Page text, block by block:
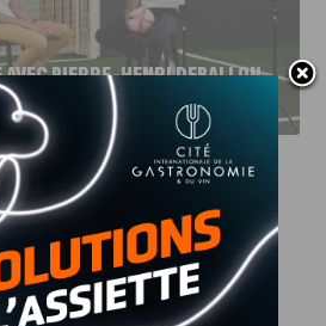
PIERRE-HENRI DEBALLON,
EN LIGUE 2
,SPORT
: Rencontre avec Pierre-Henri
l’artisan de la montée en
2
2026
est de retour en Ligue 2 après trois ans
La saison...